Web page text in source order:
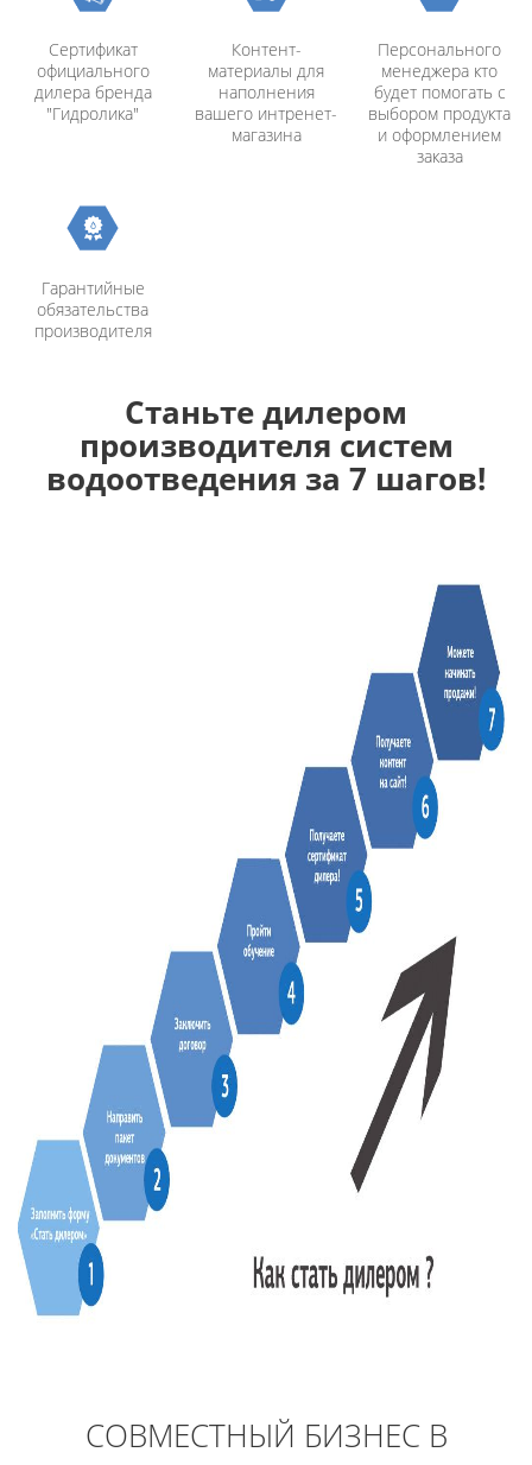
Сертификат
официального
дилера бренда
"Гидролика"
Контент-
материалы для
наполнения
вашего интренет-
магазина
Персонального
менеджера кто
будет помогать с
выбором продукта
и оформлением
заказа
Гарантийные
обязательства
производителя
Станьте дилером
производителя систем
водоотведения за 7 шагов!
СОВМЕСТНЫЙ БИЗНЕС В